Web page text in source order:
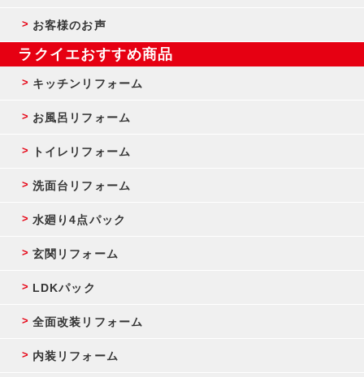
お客様のお声
ラクイエおすすめ商品
キッチンリフォーム
お風呂リフォーム
トイレリフォーム
洗面台リフォーム
水廻り4点パック
玄関リフォーム
LDKパック
全面改装リフォーム
内装リフォーム